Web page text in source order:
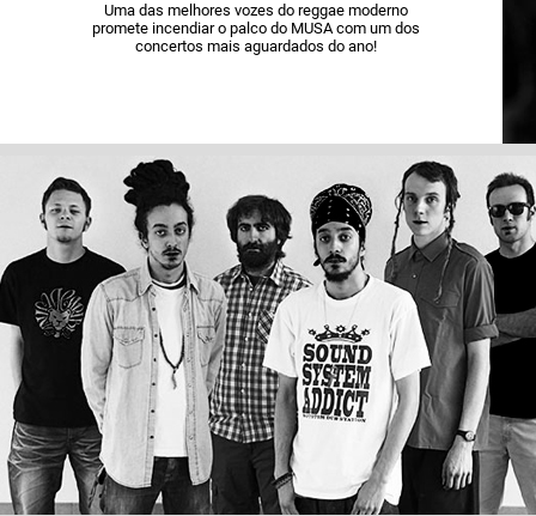
Uma das melhores vozes do reggae moderno
promete incendiar o palco do MUSA com um dos
concertos mais aguardados do ano!